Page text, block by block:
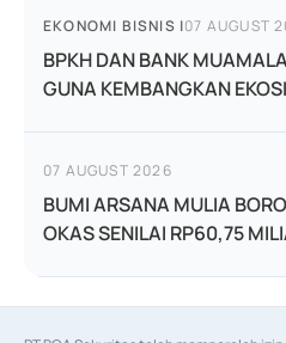
EKONOMI BISNIS |07 AUGUST
BPKH DAN BANK
GUNA KEMBANGKAN
07 AUGUST 2026
BUMI ARSANA MULIA
OKAS SENILAI RP60,75